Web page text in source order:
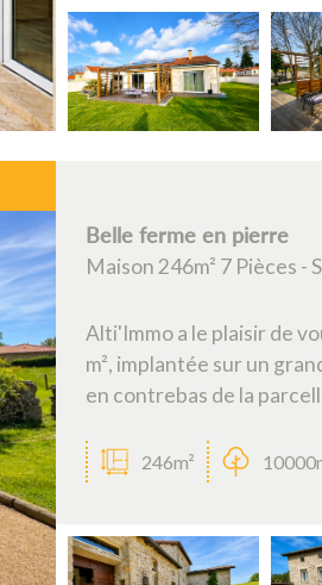
Belle ferme en pierre
Maison 246m² 7 Pièces -
Alti'Immo a le plaisir de
m², implantée sur un
en contrebas de la
246m²